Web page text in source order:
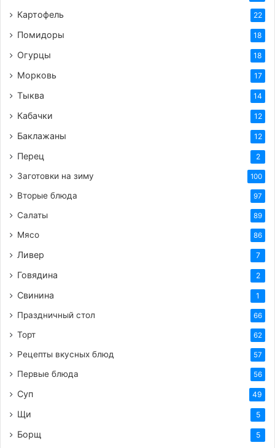
Картофель 22
Помидоры 18
Огурцы 18
Морковь 17
Тыква 14
Кабачки 12
Баклажаны 12
Перец 2
Заготовки на зиму 100
Вторые блюда 97
Салаты 89
Мясо 86
Ливер 7
Говядина 2
Свинина 1
Праздничный стол 66
Торт 62
Рецепты вкусных блюд 57
Первые блюда 56
Суп 49
Щи 5
Борщ 5